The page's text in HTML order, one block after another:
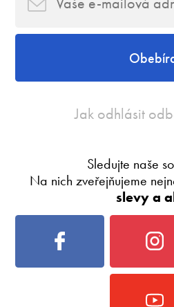
Jak odhlásit
Sledujte naše
Na nich zveřejňujeme
slevy a